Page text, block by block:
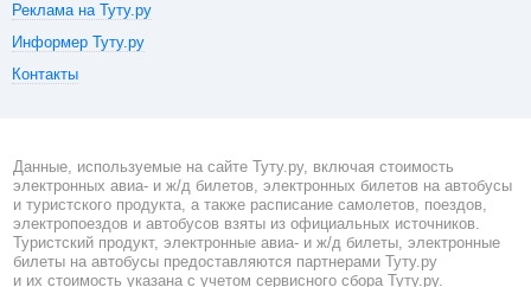
Реклама на Туту.ру
Информер Туту.ру
Контакты
Данные, используемые на сайте Туту.ру, включая стоимость
электронных авиа- и ж/д билетов, электронных билетов на автобусы
и туристского продукта, а также расписание самолетов, поездов,
электропоездов и автобусов взяты из официальных источников.
Туристский продукт, электронные авиа- и ж/д билеты, электронные
билеты на автобусы предоставляются партнерами Туту.ру
и их стоимость указана с учетом сервисного сбора Туту.ру.